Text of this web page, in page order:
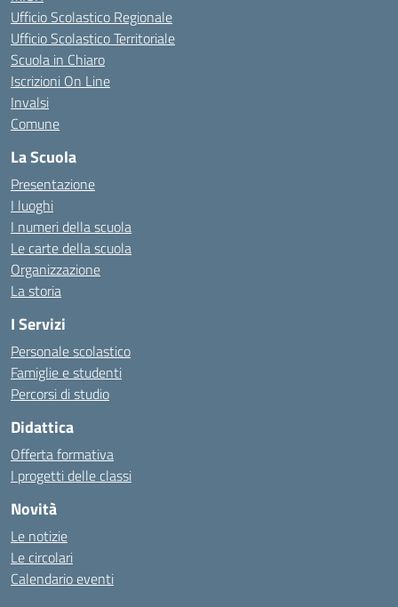
Ufficio Scolastico Regionale
Ufficio Scolastico Territoriale
Scuola in Chiaro
Iscrizioni On Line
Invalsi
Comune
La Scuola
Presentazione
I luoghi
I numeri della scuola
Le carte della scuola
Organizzazione
La storia
I Servizi
Personale scolastico
Famiglie e studenti
Percorsi di studio
Didattica
Offerta formativa
I progetti delle classi
Novità
Le notizie
Le circolari
Calendario eventi